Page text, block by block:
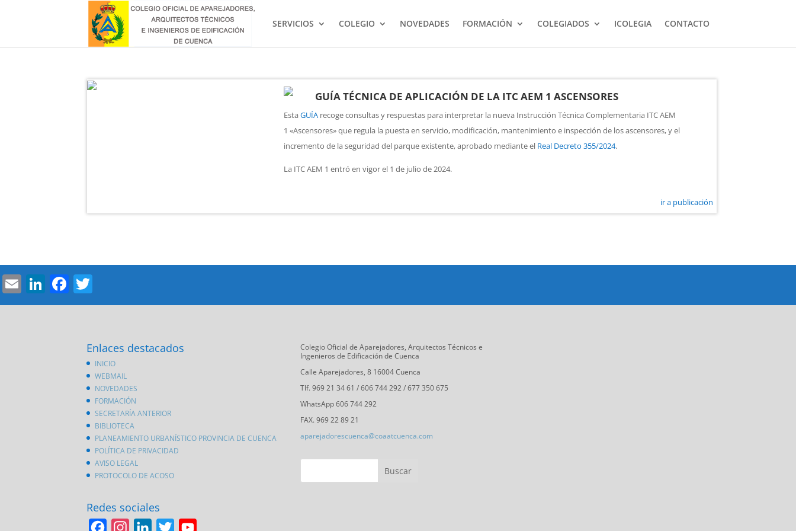
SERVICIOS COLEGIO NOVEDADES FORMACIÓN COLEGIADOS ICOLEGIA CONTACTO
GUÍA TÉCNICA DE APLICACIÓN DE LA ITC AEM 1 ASCENSORES
EstaGUÍA recoge consultas y respuestas para interpretar la nueva Instrucción Técnica Complementaria ITC AEM
1 «Ascensores» que regula la puesta en servicio, modificación, mantenimiento e inspección de los ascensores, y el
incremento de la seguridad del parque existente, aprobado mediante el Real Decreto 355/2024.
La ITC AEM 1 entró en vigor el 1 de julio de 2024.
ir a publicación
EmailLinkedIn
Facebook
Enlaces destacados
INICIO
WEBMAIL
NOVEDADES
FORMACIÓN
SECRETARÍA ANTERIOR
BIBLIOTECA
PLANEAMIENTO URBANÍSTICO PROVINCIA DE CUENCA
POLÍTICA DE PRIVACIDAD
AVISO LEGAL
PROTOCOLO DE ACOSO
Redes sociales
Colegio Oficial de Aparejadores, Arquitectos Técnicos e
Ingenieros de Edificación de Cuenca
Calle Aparejadores, 8 16004 Cuenca
Tlf. 969 21 34 61 / 606 744 292 / 677 350 675
WhatsApp 606 744 292
FAX. 969 22 89 21
aparejadorescuenca@coaatcuenca.com